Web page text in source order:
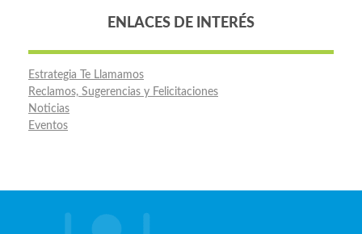
ENLACES DE INTERÉS
Estrategia Te Llamamos
Reclamos, Sugerencias y Felicitaciones
Noticias
Eventos